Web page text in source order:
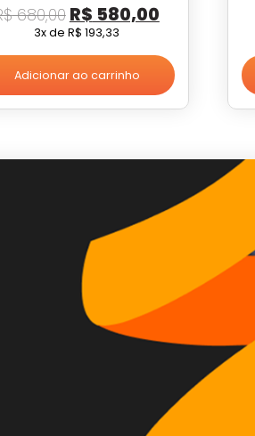
680,00 O
preço
original
era:
R$ 680,00.
R$ 580,00O
atual
é:
R$ 580,00.
3x deR$ 193,33
Adicionar ao carrinho